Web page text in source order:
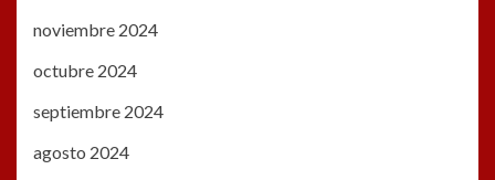
noviembre 2024
octubre 2024
septiembre 2024
agosto 2024